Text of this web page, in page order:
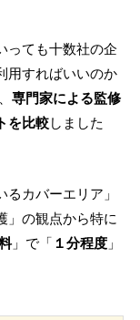
っても十数社の企
用すればいいのか
専門家による監修
を比較しました
カバーエリア」
」の観点から特に
」で「 １分程度 」